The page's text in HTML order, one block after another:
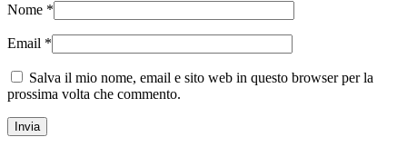
Nome *
Email *
Salva il mio nome, email e sito web in questo browser per la
prossima volta che commento.